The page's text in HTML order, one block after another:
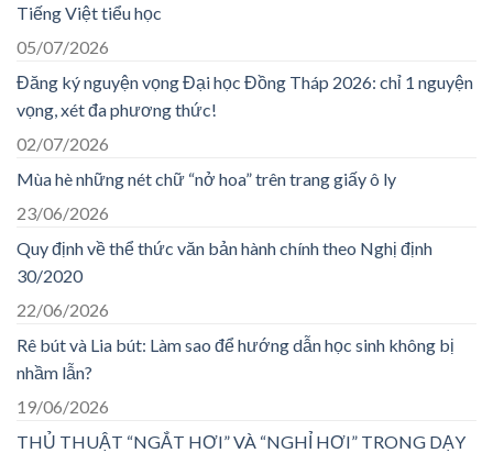
Tiếng Việt tiểu học
05/07/2026
Đăng ký nguyện vọng Đại học Đồng Tháp 2026: chỉ 1 nguyện
vọng, xét đa phương thức!
02/07/2026
Mùa hè những nét chữ “nở hoa” trên trang giấy ô ly
23/06/2026
Quy định về thể thức văn bản hành chính theo Nghị định
30/2020
22/06/2026
Rê bút và Lia bút: Làm sao để hướng dẫn học sinh không bị
nhầm lẫn?
19/06/2026
THỦ THUẬT “NGẮT HƠI” VÀ “NGHỈ HƠI” TRONG DẠY